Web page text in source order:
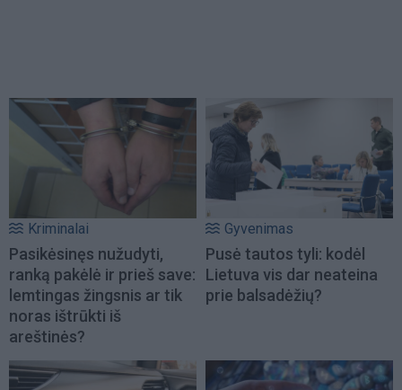
Kriminalai
Pasikėsinęs nužudyti,
ranką pakėlė ir prieš save:
lemtingas žingsnis ar tik
noras ištrūkti iš
areštinės?
Gyvenimas
Pusė tautos tyli: kodėl
Lietuva vis dar neateina
prie balsadėžių?